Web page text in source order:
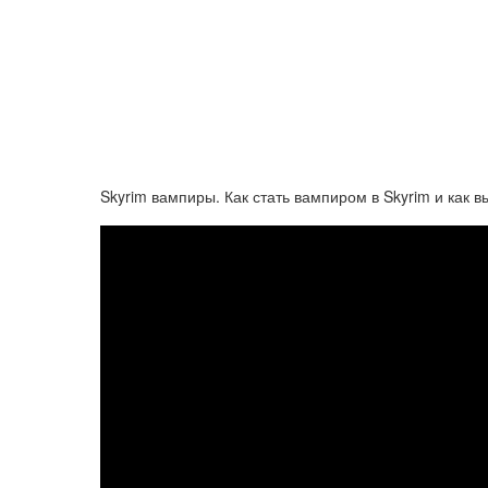
Skyrim вампиры. Как стать вампиром в Skyrim и как